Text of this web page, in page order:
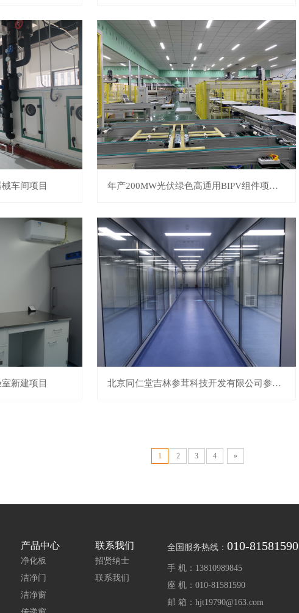
车间项目 年产200MW光伏绿色高通用BIPV组件项目【金茂绿建实验室基地II期厂房装修施工项目】
新建项目 北京同仁堂吉林参茸科技开发有限公司参茸净化间改造项目
1 2 3 4 »
产品中心
净化板
洁净门
洁净窗
联系我们
招贤纳士
联系我们
全国服务热线：010-81581590
手 机： 13810989845
座 机：010-81581590
邮 箱：hjt19790@163.com